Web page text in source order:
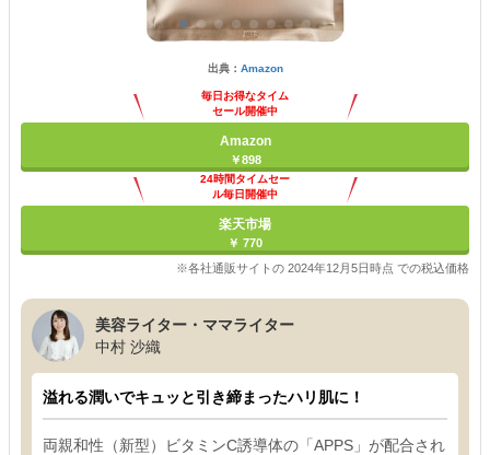
出典： Amazon
毎日お得なタイム
セール開催中
Amazon
￥898
24時間タイムセー
ル毎日開催中
楽天市場
￥ 770
※各社通販サイトの 2024年12月5日時点 での税込価格
美容ライター・ママライター
中村 沙織
溢れる潤いでキュッと引き締まったハリ肌に！
両親和性（新型）ビタミンC誘導体の「APPS」が配合され